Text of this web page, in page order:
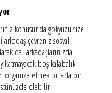
konusunda gökyüzü size
çevreniz sosyal
da arkadaşlarınızda
boş kalabalık
organize etmek onlarla bir
olabilir.